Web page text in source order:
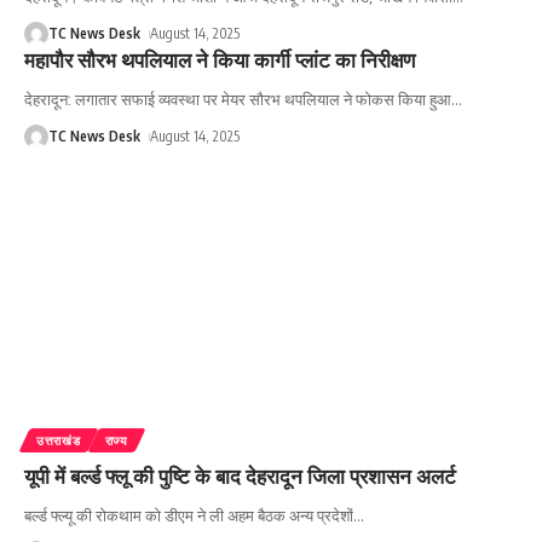
TC News Desk August 14, 2025
महापौर सौरभ थपलियाल ने किया कार्गी प्लांट का निरीक्षण
देहरादून: लगातार सफाई व्यवस्था पर मेयर सौरभ थपलियाल ने फोकस किया हुआ…
TC News Desk August 14, 2025
उत्तराखंड राज्य
यूपी में बर्ल्ड फ्लू की पुष्टि के बाद देहरादून जिला प्रशासन अलर्ट
बर्ल्ड फ्ल्यू की रोकथाम को डीएम ने ली अहम बैठक अन्य प्रदेशों…